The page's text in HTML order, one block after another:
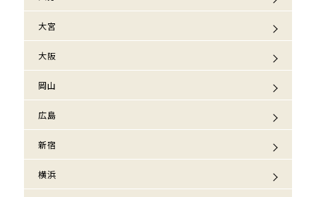
大宮
大阪
岡山
広島
新宿
横浜